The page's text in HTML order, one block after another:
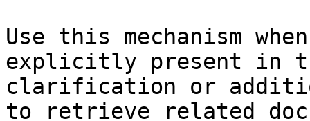
Use this mechanism
explicitly present in
clarification or